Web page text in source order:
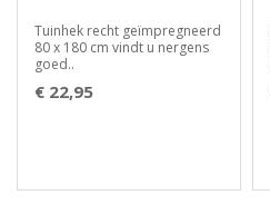
Tuinhek recht geïmpregneerd
80 x 180 cm vindt u nergens
goed..
€ 22,95